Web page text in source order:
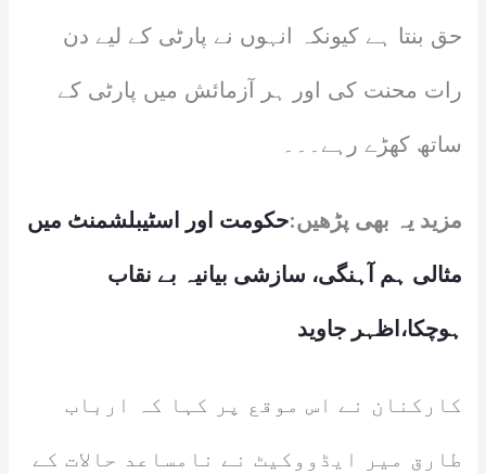
حق بنتا ہے کیونکہ انہوں نے پارٹی کے لیے دن
رات محنت کی اور ہر آزمائش میں پارٹی کے
ساتھ کھڑے رہے۔۔۔
مزید یہ بھی پڑھیں:حکومت اور اسٹیبلشمنٹ میں
مثالی ہم آہنگی، سازشی بیانیہ بے نقاب
ہوچکا،اظہر جاوید
کارکنان نے اس موقع پر کہا کہ ارباب
طارق میر ایڈووکیٹ نے نامساعد حالات کے